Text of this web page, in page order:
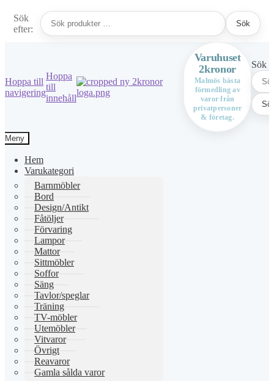
Sök
efter:
Sök
Hoppa till
navigering
Hoppa
till
innehåll
Varuhuset
2kronor
Malmös bästa
förmedling av
varor från
privatpersoner
& företag.
Sök
Meny
Hem
Varukategori
Barnmöbler
Bord
Design/Antikt
Fåtöljer
Förvaring
Lampor
Mattor
Sittmöbler
Soffor
Säng
Tavlor/speglar
Träning
TV-möbler
Utemöbler
Vitvaror
Övrigt
Reavaror
Gamla sålda varor